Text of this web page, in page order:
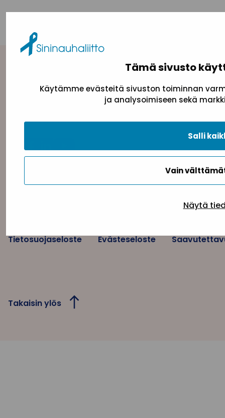
Tämä sivusto
Käytämme evästeitä sivuston toiminnan
ja analysoimiseen sekä
Vain
Salli
Näytä
KAIKKI AJANKOHTAISET
Sininauhaliitto (Y-tunnus: 0217042–5)
Pasilanraitio 5, 2. krs, 00240 Helsinki
toimisto@sininauha.fi
Tietosuojaseloste Evästeseloste
Takaisin ylös